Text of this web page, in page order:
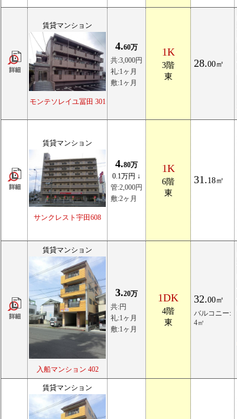
賃貸マンション
モンテソレイユ冨田 301
4.60万
共:3,000円
礼:1ヶ月
敷:1ヶ月
1K
3階
東
28.00㎡
賃貸マンション
サンクレスト宇田608
4.80万
0.1万円 ↓
管:2,000円
敷:2ヶ月
1K
6階
東
31.18㎡
賃貸マンション
入船マンション 402
3.20万
共:円
礼:1ヶ月
敷:1ヶ月
1DK
4階
東
32.00㎡
バルコニー:
4㎡
賃貸マンション